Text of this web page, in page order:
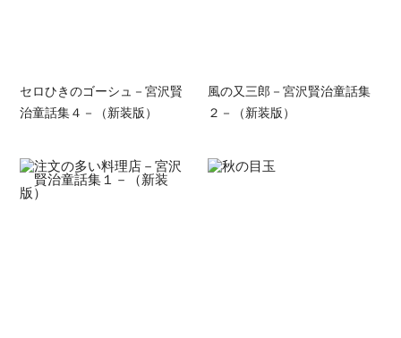
セロひきのゴーシュ－宮沢賢
治童話集４－（新装版）
風の又三郎－宮沢賢治童話集
２－（新装版）